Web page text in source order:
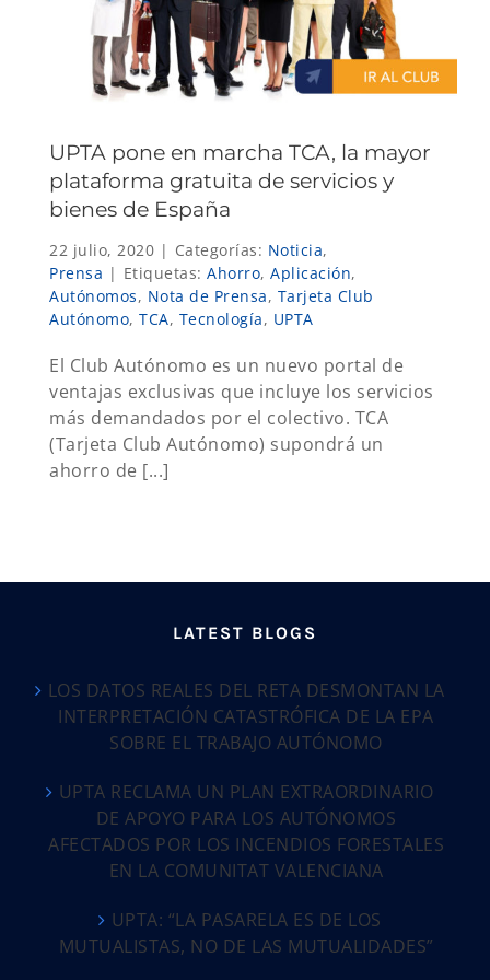
UPTA pone en marcha TCA, la mayor
plataforma gratuita de servicios y
bienes de España
22 julio, 2020 | Categorías: Noticia,
Prensa | Etiquetas: Ahorro, Aplicación,
Autónomos, Nota de Prensa, Tarjeta Club
Autónomo, TCA, Tecnología, UPTA
El Club Autónomo es un nuevo portal de
ventajas exclusivas que incluye los servicios
más demandados por el colectivo. TCA
(Tarjeta Club Autónomo) supondrá un
ahorro de [...]
LATEST BLOGS
LOS DATOS REALES DEL RETA DESMONTAN LA
INTERPRETACIÓN CATASTRÓFICA DE LA EPA
SOBRE EL TRABAJO AUTÓNOMO
UPTA RECLAMA UN PLAN EXTRAORDINARIO
DE APOYO PARA LOS AUTÓNOMOS
AFECTADOS POR LOS INCENDIOS FORESTALES
EN LA COMUNITAT VALENCIANA
UPTA: “LA PASARELA ES DE LOS
MUTUALISTAS, NO DE LAS MUTUALIDADES”